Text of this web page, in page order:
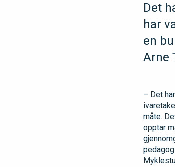
Det
har
en
Arne
– Det
måte.
opptar